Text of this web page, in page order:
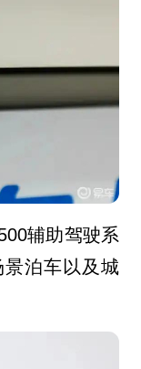
辅助驾驶系
泊车以及城